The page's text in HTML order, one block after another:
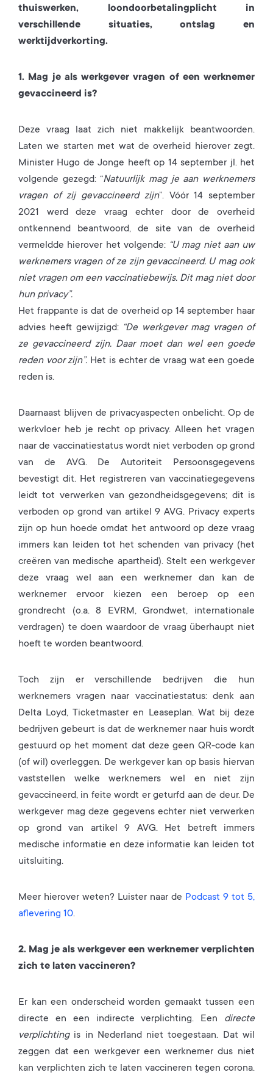
thuiswerken, loondoorbetalingplicht in
verschillende situaties, ontslag en
werktijdverkorting.
1. Mag je als werkgever vragen of een werknemer
gevaccineerd is?
Deze vraag laat zich niet makkelijk beantwoorden.
Laten we starten met wat de overheid hierover zegt.
Minister Hugo de Jonge heeft op 14 september jl. het
volgende gezegd: “Natuurlijk mag je aan werknemers
vragen of zij gevaccineerd zijn”. Vóór 14 september
2021 werd deze vraag echter door de overheid
ontkennend beantwoord, de site van de overheid
vermeldde hierover het volgende: “U mag niet aan uw
werknemers vragen of ze zijn gevaccineerd. U mag ook
niet vragen om een vaccinatiebewijs. Dit mag niet door
hun privacy”.
Het frappante is dat de overheid op 14 september haar
advies heeft gewijzigd: “De werkgever mag vragen of
ze gevaccineerd zijn. Daar moet dan wel een goede
reden voor zijn”. Het is echter de vraag wat een goede
reden is.
Daarnaast blijven de privacyaspecten onbelicht. Op de
werkvloer heb je recht op privacy. Alleen het vragen
naar de vaccinatiestatus wordt niet verboden op grond
van de AVG. De Autoriteit Persoonsgegevens
bevestigt dit. Het registreren van vaccinatiegegevens
leidt tot verwerken van gezondheidsgegevens; dit is
verboden op grond van artikel 9 AVG. Privacy experts
zijn op hun hoede omdat het antwoord op deze vraag
immers kan leiden tot het schenden van privacy (het
creëren van medische apartheid). Stelt een werkgever
deze vraag wel aan een werknemer dan kan de
werknemer ervoor kiezen een beroep op een
grondrecht (o.a. 8 EVRM, Grondwet, internationale
verdragen) te doen waardoor de vraag überhaupt niet
hoeft te worden beantwoord.
Toch zijn er verschillende bedrijven die hun
werknemers vragen naar vaccinatiestatus: denk aan
Delta Loyd, Ticketmaster en Leaseplan. Wat bij deze
bedrijven gebeurt is dat de werknemer naar huis wordt
gestuurd op het moment dat deze geen QR-code kan
(of wil) overleggen. De werkgever kan op basis hiervan
vaststellen welke werknemers wel en niet zijn
gevaccineerd, in feite wordt er geturfd aan de deur. De
werkgever mag deze gegevens echter niet verwerken
op grond van artikel 9 AVG. Het betreft immers
medische informatie en deze informatie kan leiden tot
uitsluiting.
Meer hierover weten? Luister naar de Podcast 9 tot 5,
aflevering 10.
2. Mag je als werkgever een werknemer verplichten
zich te laten vaccineren?
Er kan een onderscheid worden gemaakt tussen een
directe en een indirecte verplichting. Een directe
verplichtingis in Nederland niet toegestaan. Dat wil
zeggen dat een werkgever een werknemer dus niet
kan verplichten zich te laten vaccineren tegen corona.